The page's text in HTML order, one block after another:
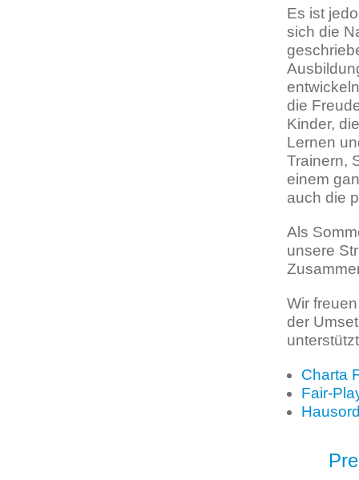
Es ist
sich die
die
Kinder,
Lernen
Trainern,
einem
auch die
Als
unsere
Wir
der
Charta
Fair-